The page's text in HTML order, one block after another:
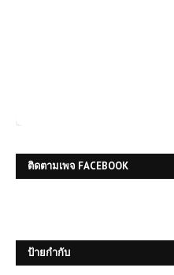
ติดตามเพจ FACEBOOK
ป้ายกำกับ